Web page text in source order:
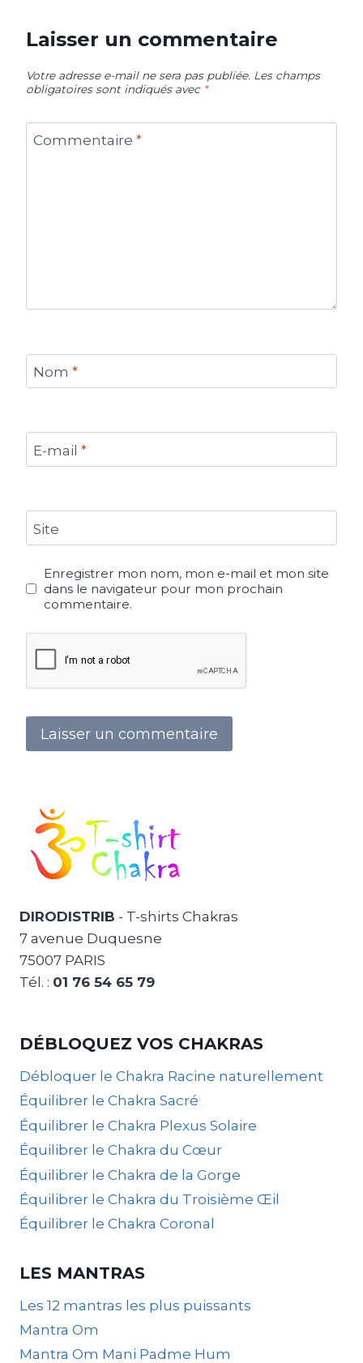
Laisser un commentaire
Votre adresse e-mail ne sera pas publiée. Les champs
obligatoires sont indiqués avec *
Commentaire *
Nom *
E-mail *
Site
Enregistrer mon nom, mon e-mail et mon site
dans le navigateur pour mon prochain
commentaire.
DIRODISTRIB - T-shirts Chakras
7 avenue Duquesne
75007 PARIS
Tél. : 01 76 54 65 79
DÉBLOQUEZ VOS CHAKRAS
Débloquer le Chakra Racine naturellement
Équilibrer le Chakra Sacré
Équilibrer le Chakra Plexus Solaire
Équilibrer le Chakra du Cœur
Équilibrer le Chakra de la Gorge
Équilibrer le Chakra du Troisième Œil
Équilibrer le Chakra Coronal
LES MANTRAS
Les 12 mantras les plus puissants
Mantra Om
Mantra Om Mani Padme Hum